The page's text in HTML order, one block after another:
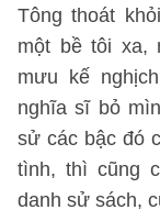
Tông thoát
một bề tôi xa,
mưu kế
nghĩa sĩ bỏ
sử các bậc đó
tình, thì cũng
danh sử sách,